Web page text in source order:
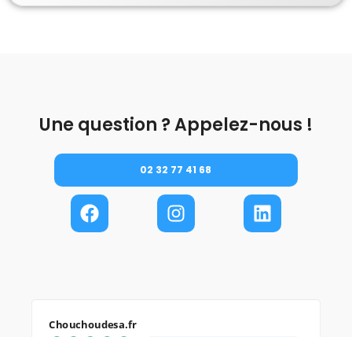
Une question ? Appelez-nous !
02 32 77 41 68
Chouchoudesa.fr